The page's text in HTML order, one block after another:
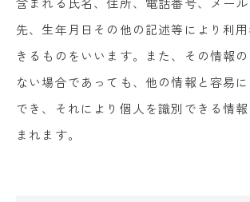
先、生年月日その他の記述等により利
きるものをいいます。また、その情報
ない場合であっても、他の情報と容易
でき、それにより個人を識別できる情
まれます。